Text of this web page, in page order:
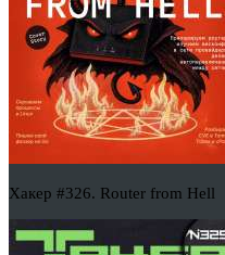
Хакер #326. Router from Hell